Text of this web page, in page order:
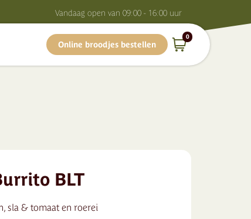
Vandaag open van 09:00 - 16:00 uur
Online broodjes bestellen
0
BLT
sla & tomaat en roerei